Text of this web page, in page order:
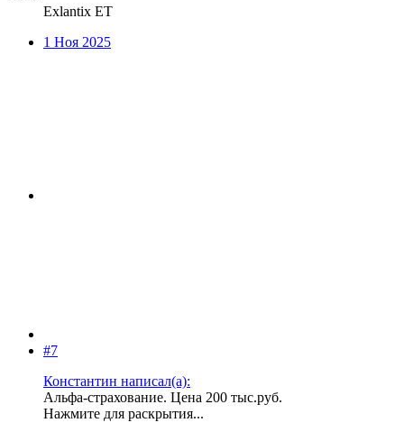
Exlantix ET
1 Ноя 2025
#7
Константин написал(а):
Альфа-страхование. Цена 200 тыс.руб.
Нажмите для раскрытия...